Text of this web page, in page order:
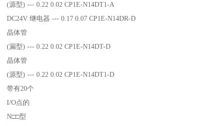
(源型) --- 0.22 0.02 CP1E-N14DT1-A
DC24V 继电器 --- 0.17 0.07 CP1E-N14DR-D
晶体管
(漏型) --- 0.22 0.02 CP1E-N14DT-D
晶体管
(源型) --- 0.22 0.02 CP1E-N14DT1-D
带有20个
I/O点的
N□□型